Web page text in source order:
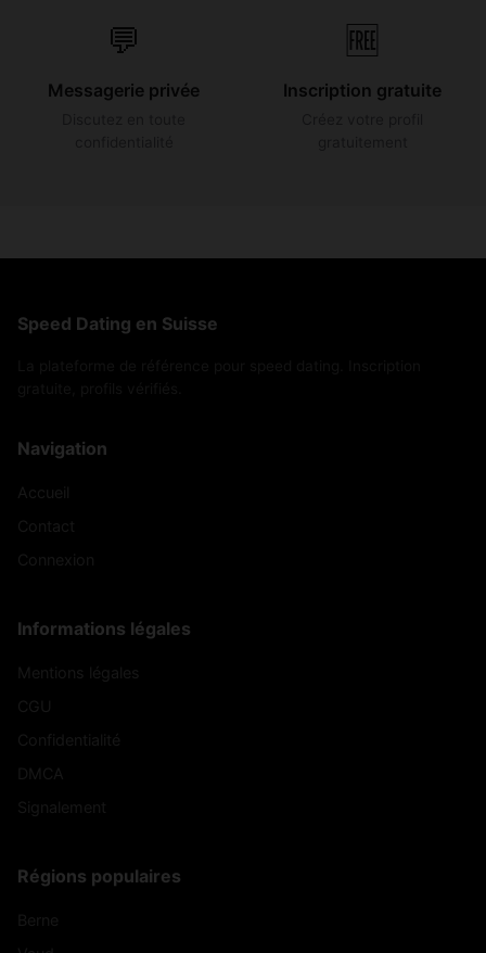
💬
Messagerie privée
🆓
Inscription gratuite
Speed Dating en Suisse
Navigation
Informations légales
Régions populaires